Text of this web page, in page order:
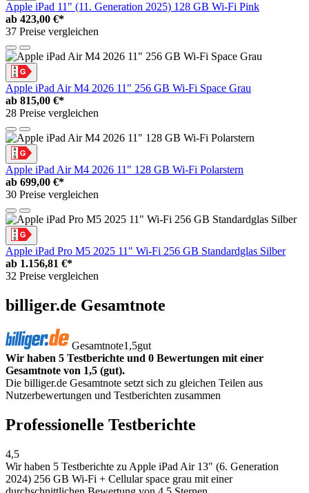
Apple iPad 11" (11. Generation 2025) 128 GB Wi-Fi Pink
ab 423,00 €*
37 Preise vergleichen
Apple iPad Air M4 2026 11" 256 GB Wi-Fi Space Grau
ab 815,00 €*
28 Preise vergleichen
Apple iPad Air M4 2026 11" 128 GB Wi-Fi Polarstern
ab 699,00 €*
30 Preise vergleichen
Apple iPad Pro M5 2025 11" Wi-Fi 256 GB Standardglas Silber
ab 1.156,81 €*
32 Preise vergleichen
billiger.de Gesamtnote
Gesamtnote1,5gut
Wir haben 5 Testberichte und 0 Bewertungen mit einer
Gesamtnote von 1,5 (gut).
Die billiger.de Gesamtnote setzt sich zu gleichen Teilen aus
Nutzerbewertungen und Testberichten zusammen
Professionelle Testberichte
4,5
Wir haben 5 Testberichte zu Apple iPad Air 13" (6. Generation
2024) 256 GB Wi-Fi + Cellular space grau mit einer